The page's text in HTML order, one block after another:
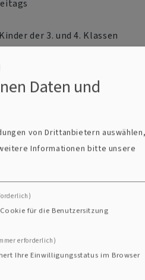
der 3. und 4. Klassen
/ Jugendliche ab der 5. Klasse
Marktbreit
auf euch!
planen, wenn ihr euch
ihr, indem ihr unten im
dann im Fenster auf
Daten und
von Drittanbietern
Informationen bitte unsere
für die Benutzersitzung
erforderlich)
Ihre Einwilligungsstatus im Browser